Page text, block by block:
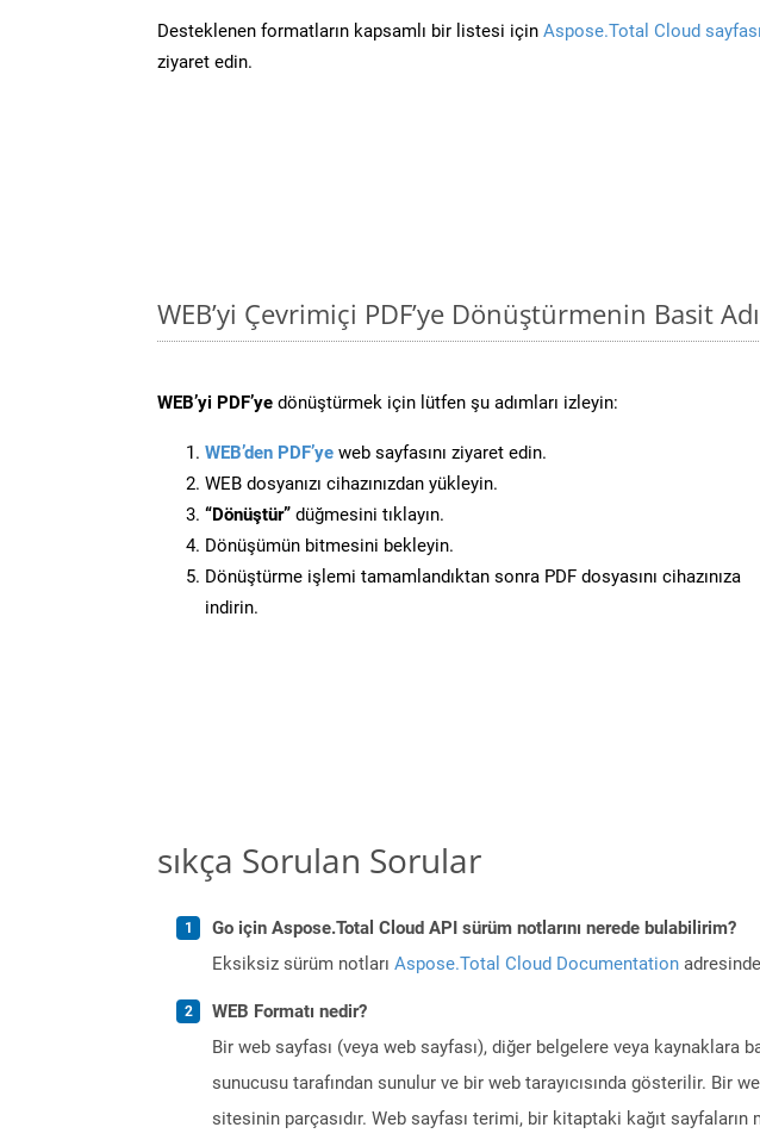
Desteklenen formatların kapsamlı bir listesi için Aspose.Total Cloud
ziyaret edin.
WEB’yi Çevrimiçi PDF’ye Dönüştürmenin Basit
WEB’yi PDF’ye dönüştürmek için lütfen şu adımları izleyin:
WEB’den PDF’ye web sayfasını ziyaret edin.
WEB dosyanızı cihazınızdan yükleyin.
“Dönüştür” düğmesini tıklayın.
Dönüşümün bitmesini bekleyin.
Dönüştürme işlemi tamamlandıktan sonra PDF dosyasını cihazınıza
indirin.
sıkça Sorulan Sorular
Go için Aspose.Total Cloud API sürüm notlarını nerede bulabilirim?
Eksiksiz sürüm notları Aspose.Total Cloud Documentation
WEB Formatı nedir?
Bir web sayfası (veya web sayfası), diğer belgelere veya
sunucusu tarafından sunulur ve bir web tarayıcısında gösterilir. Bir
sitesinin parçasıdır. Web sayfası terimi, bir kitaptaki kağıt sayfaların